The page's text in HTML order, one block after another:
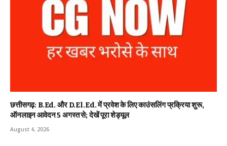
छत्तीसगढ़: B.Ed. और D.El.Ed. में प्रवेश के लिए काउंसलिंग प्रक्रिया शुरू,
ऑनलाइन आवेदन 5 अगस्त से; देखें पूरा शेड्यूल
August 4, 2026